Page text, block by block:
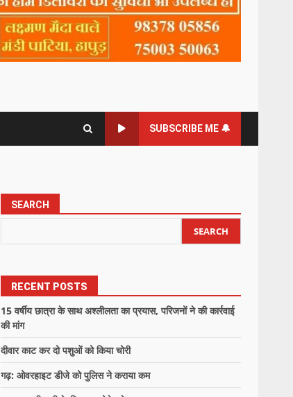
SUBSCRIBE ME 🔔
SEARCH
SEARCH
RECENT POSTS
15 वर्षीय छात्रा के साथ अश्लीलता का प्रयास, परिजनों ने की कार्रवाई
की मांग
दीवार काट कर दो पशुओं को किया चोरी
गढ़: ओवरहाइट डीजे को पुलिस ने कराया कम